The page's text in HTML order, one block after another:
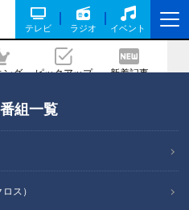
テレビ ラジオ イベント
ング ピックアップ 新着記事
番組一覧
ス）
全力で応援するコ